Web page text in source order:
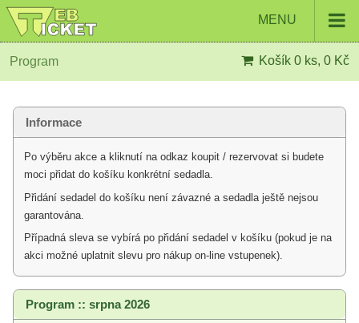
MENU
Program Košík 0 ks, 0 Kč
Informace
Po výběru akce a kliknutí na odkaz koupit / rezervovat si budete
moci přidat do košíku konkrétní sedadla.
Přidání sedadel do košíku není závazné a sedadla ještě nejsou
garantována.
Případná sleva se vybírá po přidání sedadel v košíku (pokud je na
akci možné uplatnit slevu pro nákup on-line vstupenek).
Program :: srpna 2026